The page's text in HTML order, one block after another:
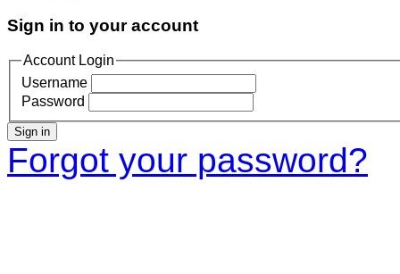
Sign in to your account
Account Login
Username
Password
Sign in
Forgot your password?